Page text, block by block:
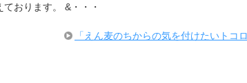
おります。 &・・・
「えん麦のちからの気を付けたいトコ